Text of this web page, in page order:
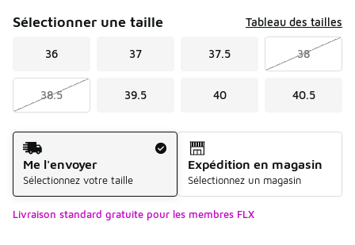
Sélectionner une taille Tableau des tailles
36 37 37.5 38
38.5 39.5 40 40.5
Mode d'expédition
Me l'envoyer
Sélectionnez votre taille
Expédition en magasin
Sélectionnez un magasin
Livraison standard gratuite pour les membres FLX